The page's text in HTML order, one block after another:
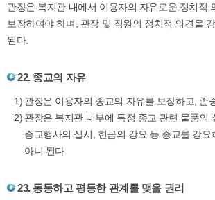
관장은 복지관 내에서 이용자의 자유로운 정치적
보장하여야 하며, 관장 및 직원의 정치적 의견을
된다.
22. 종교의 자유
관장은 이용자의 종교의 자유를 보장하고, 존
관장은 복지관 내부에 특정 종교 관련 물품의
종교행사의 실시, 헌금의 강요 등 종교를 강요
아니 된다.
23. 동등하고 평등한 관계를 맺을 권리